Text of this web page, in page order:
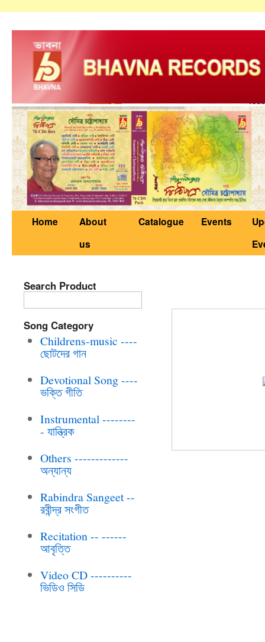
Home
About
us
Catalogue Events
Search Product
Song Category
Childrens-music ----
ছোটদের গান
Devotional Song ----
ভক্তি গীতি
Instrumental --------
- যান্ত্রিক
Others -------------
অন্যান্য
Rabindra Sangeet --
রবীন্দ্র সংগীত
Recitation -- ------
আবৃত্তি
Video CD ----------
ভিডিও সিডি